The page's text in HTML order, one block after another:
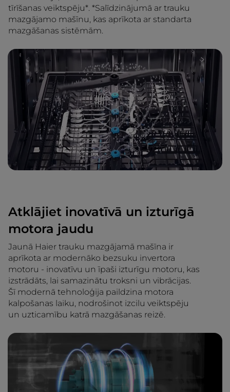
tīrīšanas veiktspēju*. *Salīdzinājumā ar trauku
mazgājamo mašīnu, kas aprīkota ar standarta
mazgāšanas sistēmām.
Atklājiet inovatīvā un izturīgā
motora jaudu
Jaunā Haier trauku mazgājamā mašīna ir
aprīkota ar modernāko bezsuku invertora
motoru - inovatīvu un īpaši izturīgu motoru, kas
izstrādāts, lai samazinātu troksni un vibrācijas.
Šī modernā tehnoloģija paildzina motora
kalpošanas laiku, nodrošinot izcilu veiktspēju
un uzticamību katrā mazgāšanas reizē.